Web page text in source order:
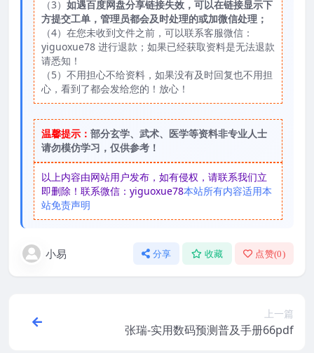
（3） 如遇百度网盘分享链接失效，可以在链接显示下
方提交工单，管理员都会及时处理的或加微信处理；
（4）在您未收到文件之前，可以联系客服微信：
yiguoxue78 进行退款；如果已经获取资料是无法退款
请悉知！
（5）不用担心不给资料，如果没有及时回复也不用担
心，看到了都会发给您的！放心！
温馨提示： 部分玄学、武术、医学等资料非专业人士
请勿模仿学习，仅供参考！
以上内容由网站用户发布，如有侵权，请联系我们立
即删除！联系微信：yiguoxue78本站所有内容适用本
站免责声明
小易 分享 收藏 点赞(0)
上一篇
张瑞-实用数码预测普及手册66pdf